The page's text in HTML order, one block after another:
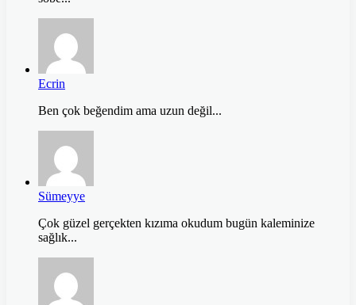
Ecrin
Ben çok beğendim ama uzun değil...
Sümeyye
Çok güzel gerçekten kızıma okudum bugün kaleminize
sağlık...